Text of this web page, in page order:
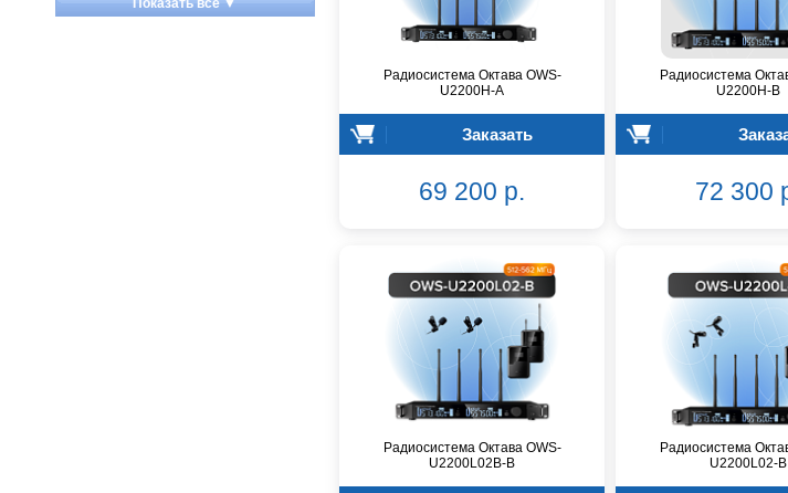
Apart
Показать всё ▼
Радиосистема Октава OWS-
U2200H-A
Заказать
69 200 р.
Радиосистема
U2200H-B
72 300
Радиосистема Октава OWS-
U2200L02В-B
Радиосистема
U2200L02-B